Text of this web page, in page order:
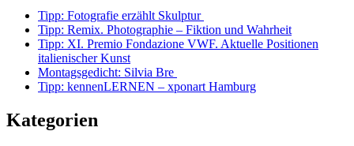
Tipp: Fotografie erzählt Skulptur
Tipp: Remix. Photographie – Fiktion und Wahrheit
Tipp: XI. Premio Fondazione VWF. Aktuelle Positionen
italienischer Kunst
Montagsgedicht: Silvia Bre
Tipp: kennenLERNEN – xponart Hamburg
Kategorien